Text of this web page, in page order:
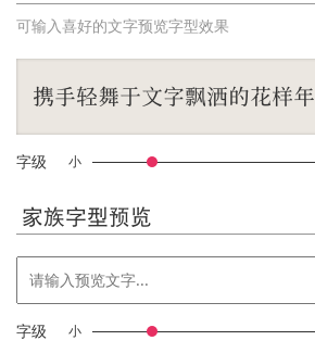
可输入喜好的文字预览字型效果
字级 小
家族字型预览
字级 小